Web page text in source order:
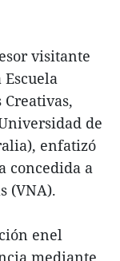
visitante
de
enfatizó
concedida a
(VNA).
enel
mediante